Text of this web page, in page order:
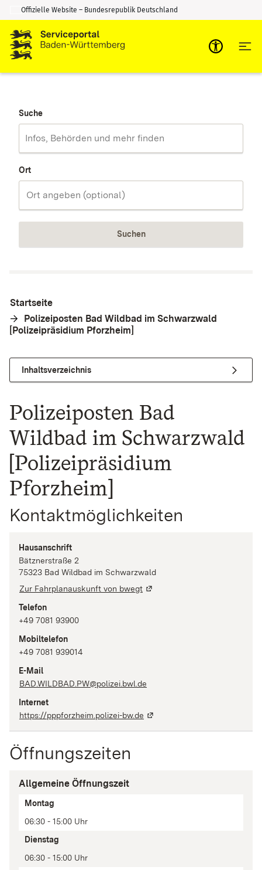
Zum Inhalt springen
Zur Suche springen
Offizielle Website – Bundesrepublik Deutschland
Suche
Ort
Suchen
Startseite
Polizeiposten Bad Wildbad im Schwarzwald
[Polizeipräsidium Pforzheim]
Inhaltsverzeichnis
Polizeiposten Bad
Wildbad im Schwarzwald
[Polizeipräsidium
Pforzheim]
Kontaktmöglichkeiten
Hausanschrift
Bätznerstraße 2
75323 Bad Wildbad im Schwarzwald
Zur Fahrplanauskunft von bwegt
Telefon
+49 7081 93900
Mobiltelefon
+49 7081 939014
E-Mail
BAD.WILDBAD.PW@polizei.bwl.de
Internet
https://pppforzheim.polizei-bw.de
Öffnungszeiten
Allgemeine Öffnungszeit
Tag
Zeit(en)
Anmerkung
Montag
06:30 - 15:00 Uhr
Dienstag
06:30 - 15:00 Uhr